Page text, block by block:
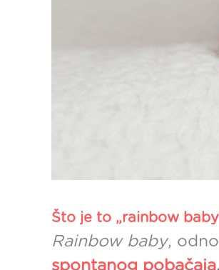
Što je to „rainbow
Rainbow baby,
spontanog pobačaja